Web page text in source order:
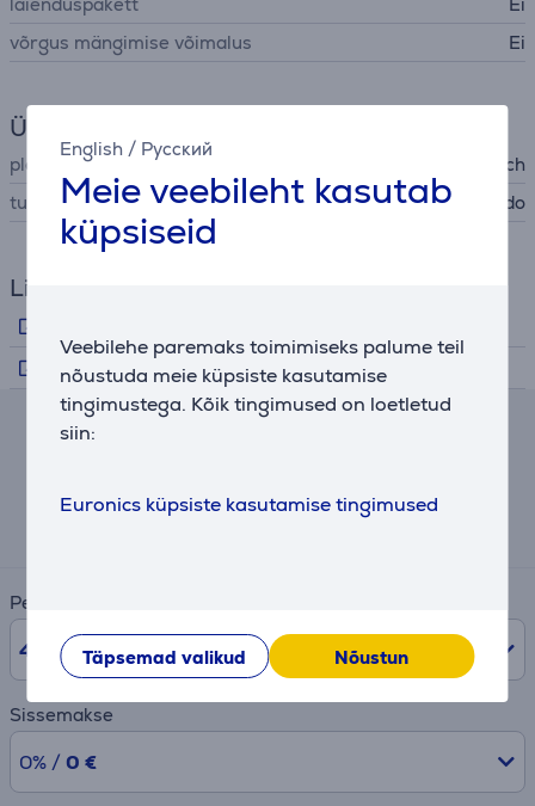
English / Русский
Meie veebileht kasutab
küpsiseid
Veebilehe paremaks toimimiseks palume teil
nõustuda meie küpsiste kasutamise
tingimustega. Kõik tingimused on loetletud
siin:
Euronics küpsiste kasutamise tingimused
Täpsemad valikud Nõustun
võrgus mängimise võimalus
Ei
Üldine parameeter
platvorm
Nintendo Switch
turustaja
Nintendo
Lingid
Reklaamklipp
Eeldatav igakuine makse
Periood
48 kuud
Sissemakse
0% / 0 €